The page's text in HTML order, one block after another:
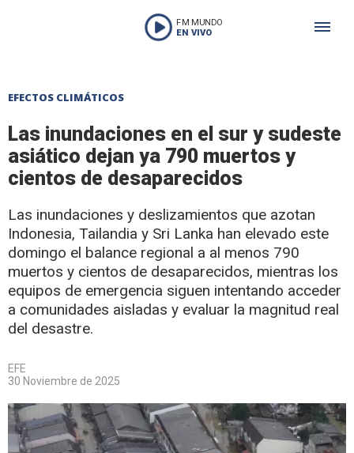
FM MUNDO
EN VIVO
EFECTOS CLIMÁTICOS
Las inundaciones en el sur y sudeste
asiático dejan ya 790 muertos y
cientos de desaparecidos
Las inundaciones y deslizamientos que azotan
Indonesia, Tailandia y Sri Lanka han elevado este
domingo el balance regional a al menos 790
muertos y cientos de desaparecidos, mientras los
equipos de emergencia siguen intentando acceder
a comunidades aisladas y evaluar la magnitud real
del desastre.
EFE
30 Noviembre de 2025